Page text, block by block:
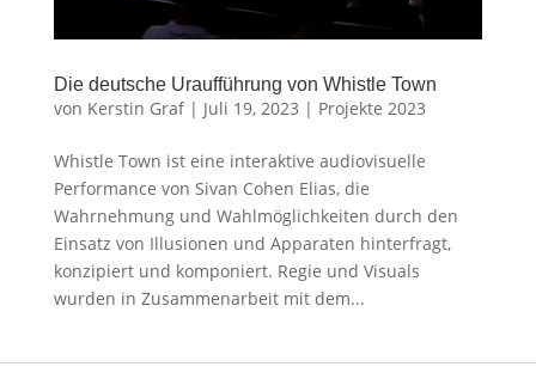
Die deutsche Uraufführung von Whistle Town
von Kerstin Graf| Juli 19, 2023 | Projekte 2023
Whistle Town ist eine interaktive audiovisuelle
Performance von Sivan Cohen Elias, die
Wahrnehmung und Wahlmöglichkeiten durch den
Einsatz von Illusionen und Apparaten hinterfragt,
konzipiert und komponiert. Regie und Visuals
wurden in Zusammenarbeit mit dem...